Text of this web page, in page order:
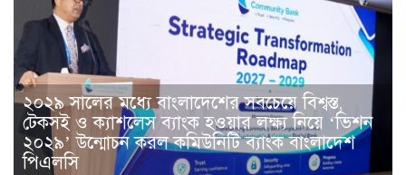
২০২৯ সালের মধ্যে বাংলাদেশের সবচেয়ে বিশ্বস্ত,
টেকসই ও ক্যাশলেস ব্যাংক হওয়ার লক্ষ্য নিয়ে ‘ভিশন
২০২৯’ উন্মোচন করল কমিউনিটি ব্যাংক বাংলাদেশ
পিএলসি